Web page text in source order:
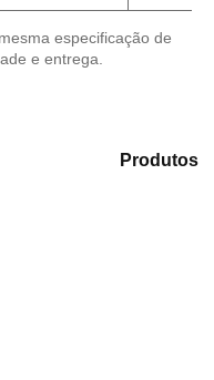
especificação de
e entrega.
Produtos